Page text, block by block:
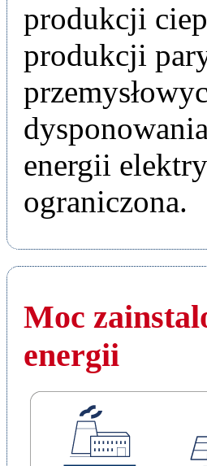
produkcji
produkcji
energii
ograniczona.
Moc
energii